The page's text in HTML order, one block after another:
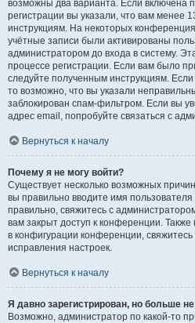
возможны два варианта. Если включена
регистрации вы указали, что вам менее
инструкциям. На некоторых
учётные записи были активированы
администратором до входа в систему.
процессе регистрации. Если вам было
следуйте полученным инструкциям.
то возможно, что вы указали
заблокирован спам-фильтром. Если вы
адрес email, попробуйте связаться с
Вернуться к началу
Почему я не могу войти?
Существует несколько возможных
вы правильно вводите имя
правильно, свяжитесь с
вам закрыт доступ к конференции.
в конфигурации конференции,
исправления настроек.
Вернуться к началу
Я давно зарегистрирован, но больше
Возможно, администратор по какой-то